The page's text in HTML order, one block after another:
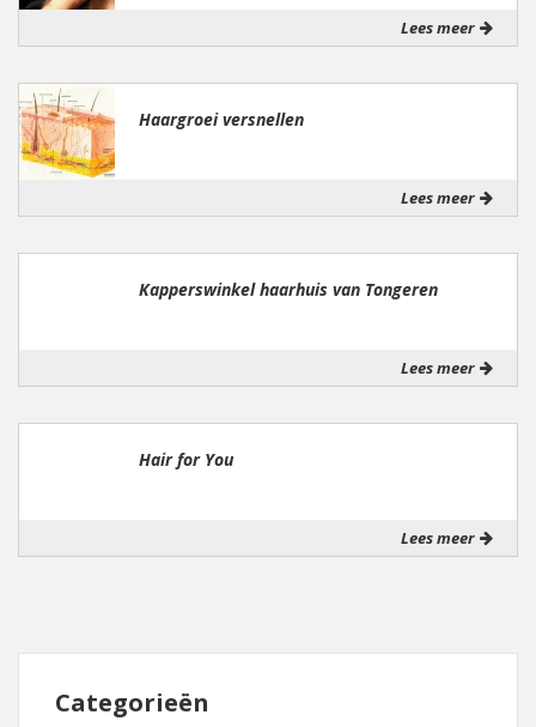
Lees meer
Haargroei versnellen
Lees meer
Kapperswinkel haarhuis van Tongeren
Lees meer
Hair for You
Lees meer
Categorieën